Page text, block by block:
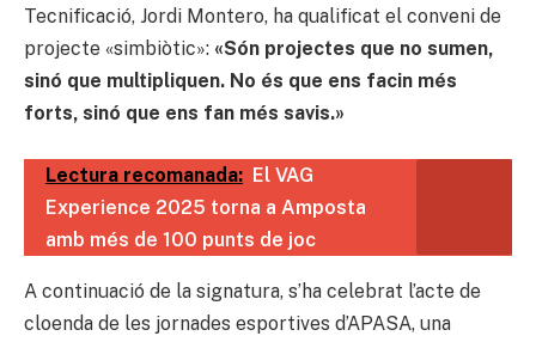
Tecnificació, Jordi Montero, ha qualificat el conveni de
projecte «simbiòtic»: «Són projectes que no sumen,
sinó que multipliquen. No és que ens facin més
forts, sinó que ens fan més savis.»
Lectura recomanada: El VAG
Experience 2025 torna a Amposta
amb més de 100 punts de joc
A continuació de la signatura, s’ha celebrat l’acte de
cloenda de les jornades esportives d’APASA, una